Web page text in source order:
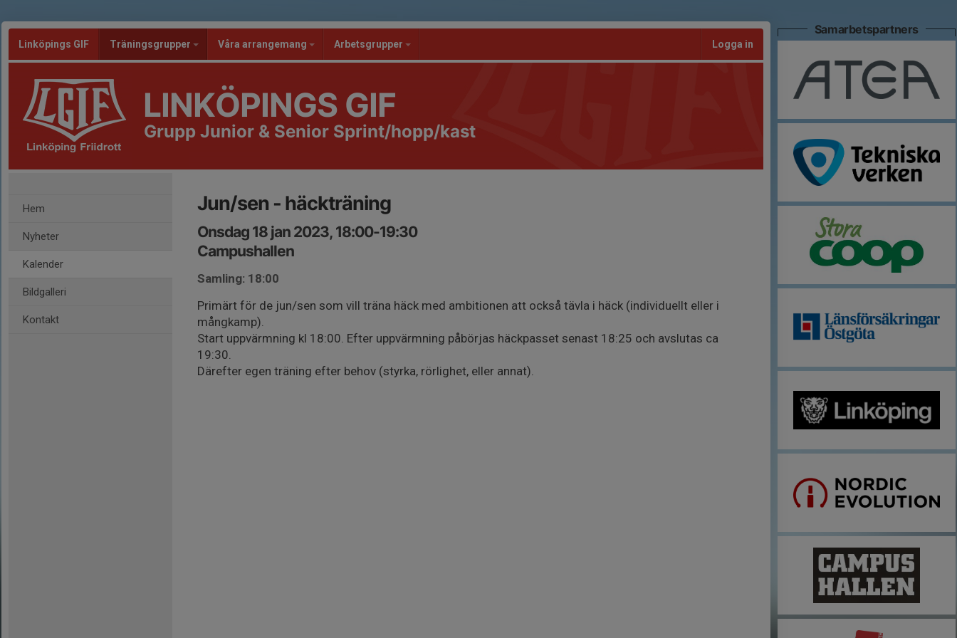
Linköpings GIF Träningsgrupper Våra arrangemang Arbetsgrupper Logga in
LINKÖPINGS GIF
Grupp Junior & Senior Sprint/hopp/kast
Hem
Nyheter
Kalender
Bildgalleri
Kontakt
Jun/sen - häckträning
Onsdag 18 jan 2023, 18:00-19:30
Campushallen
Samling: 18:00
Primärt för de jun/sen som vill träna häck med ambitionen att också tävla i häck (individuellt eller i
mångkamp).
Start uppvärmning kl 18:00. Efter uppvärmning påbörjas häckpasset senast 18:25 och avslutas ca
19:30.
Därefter egen träning efter behov (styrka, rörlighet, eller annat).
Samarbetspartners